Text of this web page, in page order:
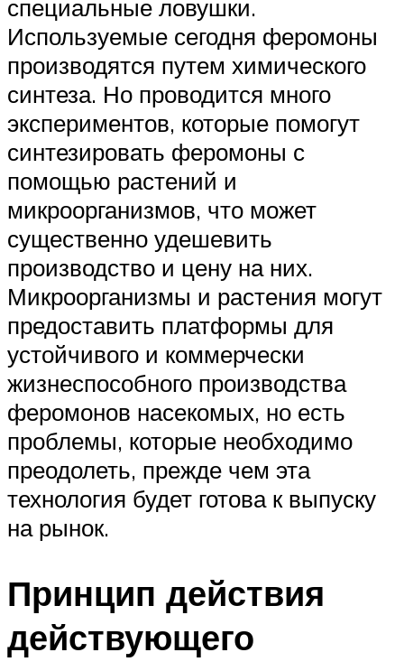
специальные ловушки.
Используемые сегодня феромоны
производятся путем химического
синтеза. Но проводится много
экспериментов, которые помогут
синтезировать феромоны с
помощью растений и
микроорганизмов, что может
существенно удешевить
производство и цену на них.
Микроорганизмы и растения могут
предоставить платформы для
устойчивого и коммерчески
жизнеспособного производства
феромонов насекомых, но есть
проблемы, которые необходимо
преодолеть, прежде чем эта
технология будет готова к выпуску
на рынок.
Принцип действия
действующего